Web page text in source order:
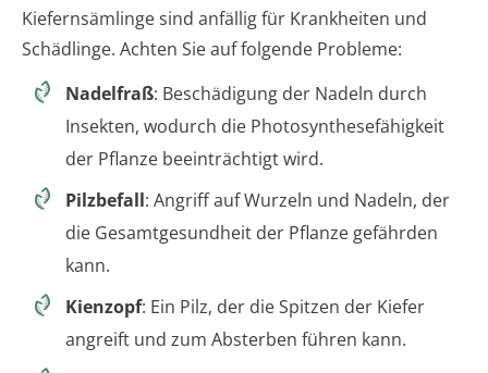
Kiefernsämlinge sind anfällig für Krankheiten und
Schädlinge. Achten Sie auf folgende Probleme:
Nadelfraß: Beschädigung der Nadeln durch
Insekten, wodurch die Photosynthesefähigkeit
der Pflanze beeinträchtigt wird.
Pilzbefall: Angriff auf Wurzeln und Nadeln, der
die Gesamtgesundheit der Pflanze gefährden
kann.
Kienzopf: Ein Pilz, der die Spitzen der Kiefer
angreift und zum Absterben führen kann.